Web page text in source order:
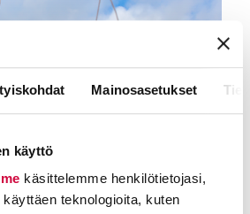
Mainosasetukset
käyttö
käsittelemme henkilötietojasi,
teknologioita, kuten